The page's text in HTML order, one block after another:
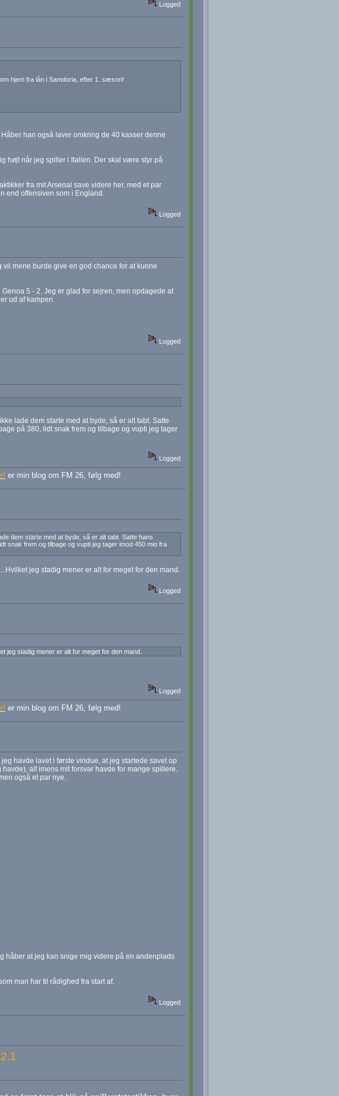
Logged
hjem fra lån i Samdoria, efter 1. sæson!
han også laver omkring de 40 kasser denne
højt når jeg spiller i Italien. Der skal være styr på
fra mit Arsenal save videre her, med et par
end offensiven som i England.
Logged
mene burde give en god chance for at kunne
5 - 2. Jeg er glad for sejren, men opdagede at
ud af kampen.
Logged
lade dem starte med at byde, så er alt tabt. Satte
på 380, lidt snak frem og tilbage og vupti jeg tager
Logged
er min blog om FM 26, følg med!
dem starte med at byde, så er alt tabt. Satte hans
snak frem og tilbage og vupti jeg tager imod 450 mio fra
jeg stadig mener er alt for meget for den mand.
Logged
jeg stadig mener er alt for meget for den mand.
Logged
er min blog om FM 26, følg med!
havde lavet i første vindue, at jeg startede savet op
alt imens mit forsvar havde for mange spillere.
også et par nye.
håber at jeg kan snige mig videre på en andenplads
man har til rådighed fra start af.
Logged